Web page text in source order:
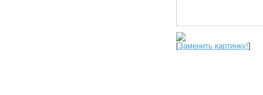
[Заменить картинку!]